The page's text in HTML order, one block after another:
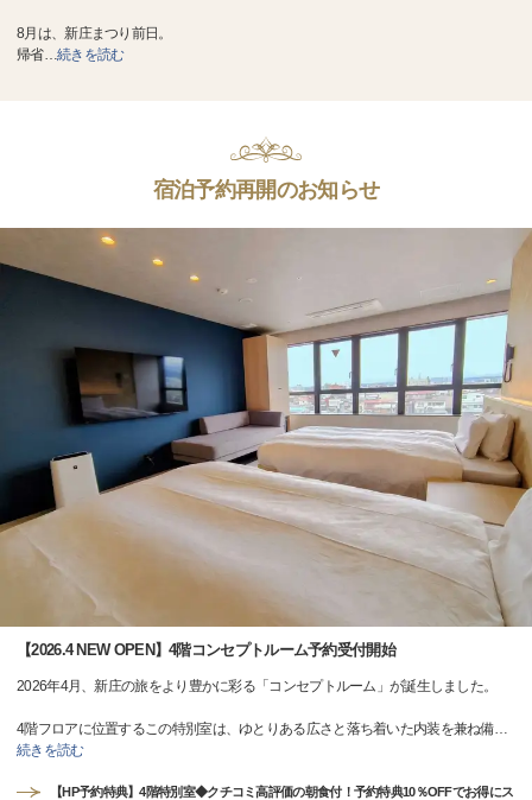
8月は、新庄まつり前日。
帰省…続きを読む
宿泊予約再開のお知らせ
【2026.4 NEW OPEN】4階コンセプトルーム予約受付開始
2026年4月、新庄の旅をより豊かに彩る「コンセプトルーム」が誕生しました。
4階フロアに位置するこの特別室は、ゆとりある広さと落ち着いた内装を兼ね備…
続きを読む
【HP予約特典】4階特別室◆クチコミ高評価の朝食付！予約特典10％OFFでお得にス